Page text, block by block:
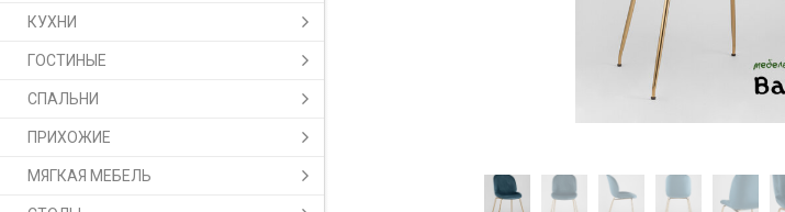
КУХНИ
ГОСТИНЫЕ
СПАЛЬНИ
ПРИХОЖИЕ
МЯГКАЯ МЕБЕЛЬ